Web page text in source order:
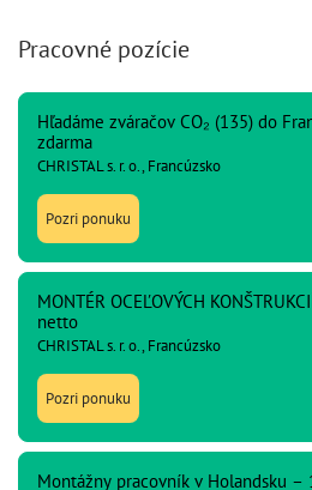
Pracovné pozície
Hľadáme zváračov CO₂ (135) do
zdarma
CHRISTAL s. r. o., Francúzsko
Pozri ponuku
MONTÉR OCEĽOVÝCH
netto
CHRISTAL s. r. o., Francúzsko
Pozri ponuku
Montážny pracovník v Holandsku